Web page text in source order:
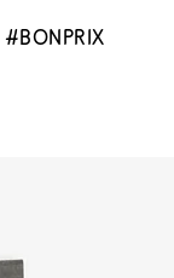
#BONPRIX